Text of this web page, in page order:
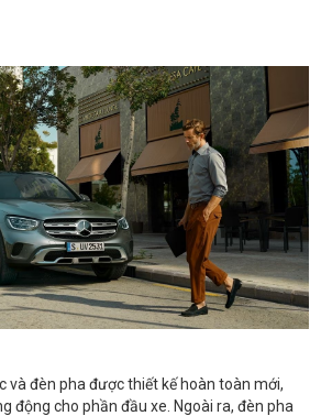
và đèn pha được thiết kế hoàn toàn mới,
động cho phần đầu xe. Ngoài ra, đèn pha